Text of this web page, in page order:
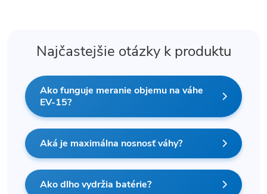
Najčastejšie otázky k produktu
Ako funguje meranie objemu na váhe
EV-15?
Aká je maximálna nosnosť váhy?
Ako dlho vydržia batérie?